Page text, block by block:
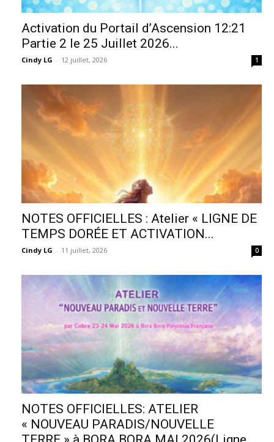
Activation du Portail d’Ascension 12:21
Partie 2 le 25 Juillet 2026...
Cindy LG - 12 juillet, 2026 1
NOTES OFFICIELLES : Atelier « LIGNE DE
TEMPS DORÉE ET ACTIVATION...
Cindy LG - 11 juillet, 2026 0
NOTES OFFICIELLES: ATELIER
« NOUVEAU PARADIS/NOUVELLE